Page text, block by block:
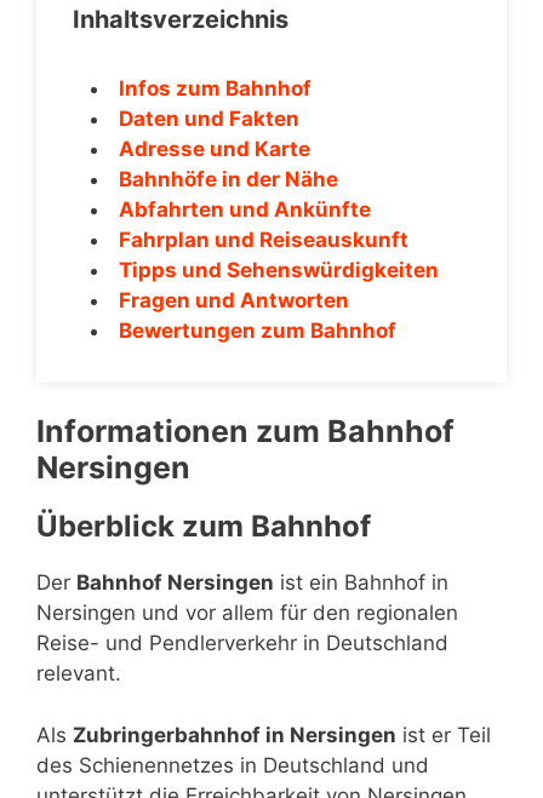
Inhaltsverzeichnis
Infos zum Bahnhof
Daten und Fakten
Adresse und Karte
Bahnhöfe in der Nähe
Abfahrten und Ankünfte
Fahrplan und Reiseauskunft
Tipps und Sehenswürdigkeiten
Fragen und Antworten
Bewertungen zum Bahnhof
Informationen zum Bahnhof
Nersingen
Überblick zum Bahnhof
Der Bahnhof Nersingen ist ein Bahnhof in
Nersingen und vor allem für den regionalen
Reise- und Pendlerverkehr in Deutschland
relevant.
Als Zubringerbahnhof in Nersingen ist er Teil
des Schienennetzes in Deutschland und